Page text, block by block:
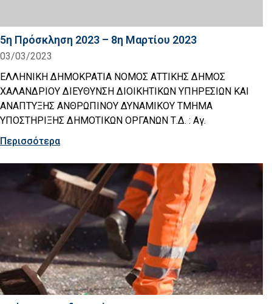
5η Πρόσκληση 2023 – 8η Μαρτίου 2023
03/03/2023
ΕΛΛΗΝΙΚΗ ΔΗΜΟΚΡΑΤΙΑ ΝΟΜΟΣ ΑΤΤΙΚΗΣ ΔΗΜΟΣ
ΧΑΛΑΝΔΡΙΟΥ ΔΙΕΥΘΥΝΣΗ ΔΙΟΙΚΗΤΙΚΩΝ ΥΠΗΡΕΣΙΩΝ ΚΑΙ
ΑΝΑΠΤΥΞΗΣ ΑΝΘΡΩΠΙΝΟΥ ΔΥΝΑΜΙΚΟΥ ΤΜΗΜΑ
ΥΠΟΣΤΗΡΙΞΗΣ ΔΗΜΟΤΙΚΩΝ ΟΡΓΑΝΩΝ Τ.Δ. : Αγ.
Περισσότερα